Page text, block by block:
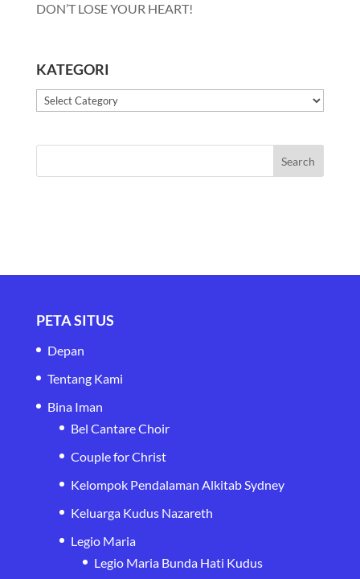
DON’T LOSE YOUR HEART!
KATEGORI
Kategori
PETA SITUS
Depan
Tentang Kami
Bina Iman
Bel Cantare Choir
Couple for Christ
Kelompok Pendalaman Alkitab Sydney
Keluarga Kudus Nazareth
Legio Maria
Legio Maria Bunda Hati Kudus